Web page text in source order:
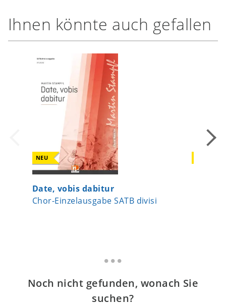
Ihnen könnte auch gefallen
NEU
Date, vobis dabitur
Chor-Einzelausgabe SATB divisi
Noch nicht gefunden, wonach Sie
suchen?